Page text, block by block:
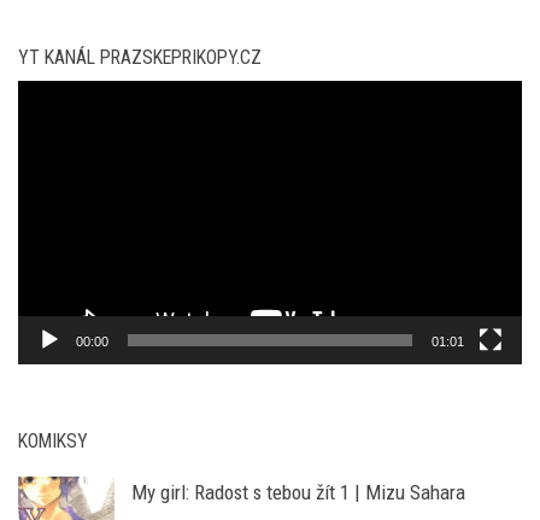
YT KANÁL PRAZSKEPRIKOPY.CZ
00:00 01:01
KOMIKSY
My girl: Radost s tebou žít 1 | Mizu Sahara